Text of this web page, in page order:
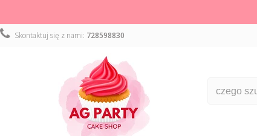
Skontaktuj się z nami: 728598830